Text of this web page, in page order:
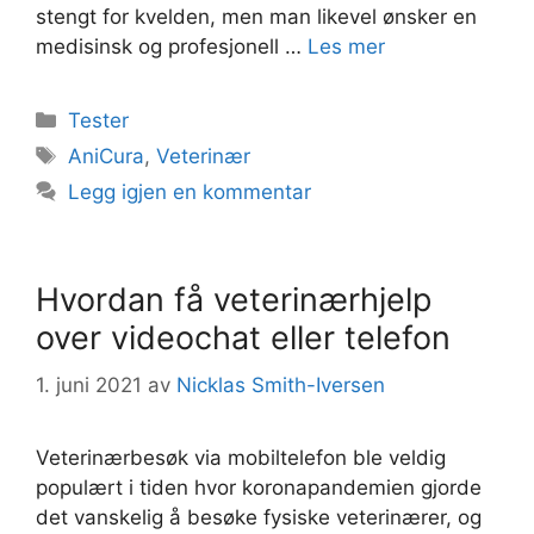
stengt for kvelden, men man likevel ønsker en
medisinsk og profesjonell … Les mer
Kategorier
Tester
Stikkord
AniCura,Veterinær
Legg igjen en kommentar
Hvordan få veterinærhjelp
over videochat eller telefon
1. juni 2021 av Nicklas Smith-Iversen
Veterinærbesøk via mobiltelefon ble veldig
populært i tiden hvor koronapandemien gjorde
det vanskelig å besøke fysiske veterinærer, og